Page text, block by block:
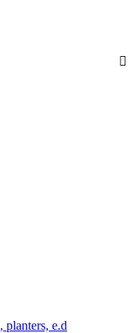
planters, e.d